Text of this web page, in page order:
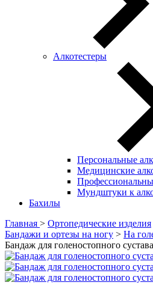
Алкотестеры
Персональные
Медицинские
Мундштуки к
Бахилы
Главная > Ортопедические изделия
Бандажи и ортезы на ногу > На
Бандаж для голеностопного